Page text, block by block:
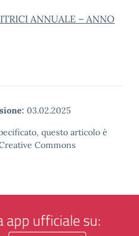
ANNUALE – ANNO
03.02.2025
questo articolo è
Commons
app ufficiale su: